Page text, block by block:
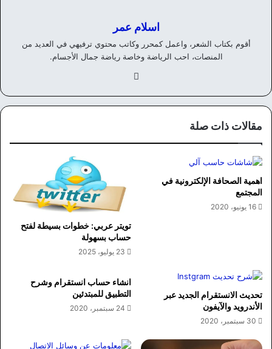
اسلام عمر
أقوم بكتاب الشعر، واعمل كمحرر وكاتب محتوي ترفيهي في العديد من
المنصات، احب الرياضة وخاصة رياضة جمال الأجسام.
وك
مقالات ذات صلة
اهمية الصحافة الإلكترونية في
المجتمع
16 يونيو، 2020
تويتر عربي: خطوات بسيطة لفتح
حساب بسهولة
23 يوليو، 2025
تحديث الانستقرام الجديد عبر
الأندرويد والآيفون
30 سبتمبر، 2020
انشاء حساب انستقرام وشرح
التطبيق للمبتدئين
24 سبتمبر، 2020